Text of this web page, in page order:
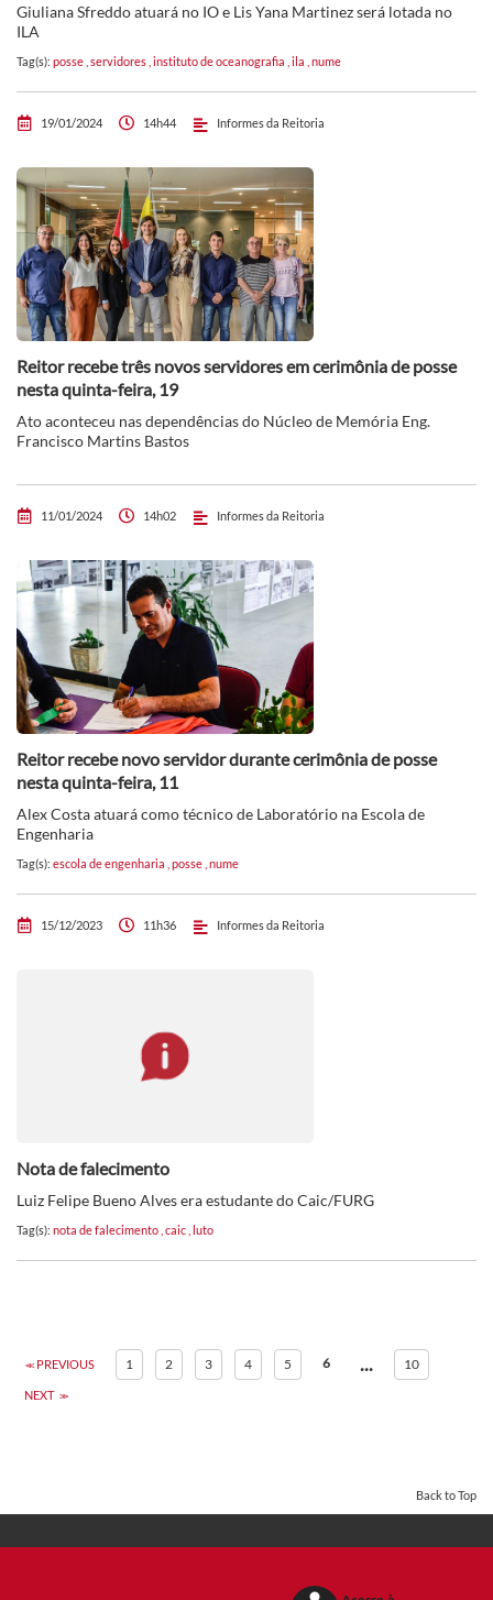
Giuliana Sfreddo atuará no IO e Lis Yana Martinez será lotada no
ILA
Tag(s): posse servidores instituto de oceanografia ila nume
19/01/2024 14h44 Informes da Reitoria
Reitor recebe três novos servidores em cerimônia de posse
nesta quinta-feira, 19
Ato aconteceu nas dependências do Núcleo de Memória Eng.
Francisco Martins Bastos
11/01/2024 14h02 Informes da Reitoria
Reitor recebe novo servidor durante cerimônia de posse
nesta quinta-feira, 11
Alex Costa atuará como técnico de Laboratório na Escola de
Engenharia
Tag(s): escola de engenharia posse nume
15/12/2023 11h36 Informes da Reitoria
Nota de falecimento
Luiz Felipe Bueno Alves era estudante do Caic/FURG
Tag(s): nota de falecimento caic luto
PREVIOUS 1 2 3 4 5 6 ... 10
NEXT
Back to Top